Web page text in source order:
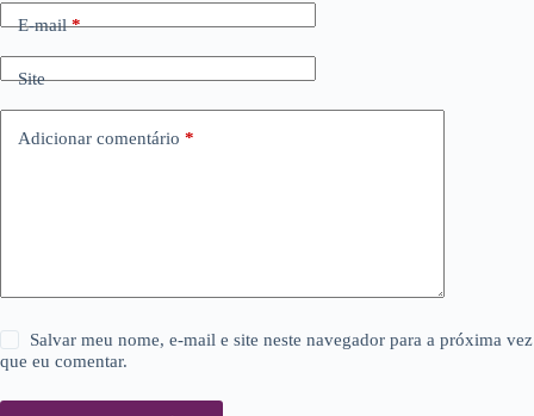
E-mail*
Site
Adicionar comentário *
Salvar meu nome, e-mail e site neste navegador para a próxima vez
que eu comentar.